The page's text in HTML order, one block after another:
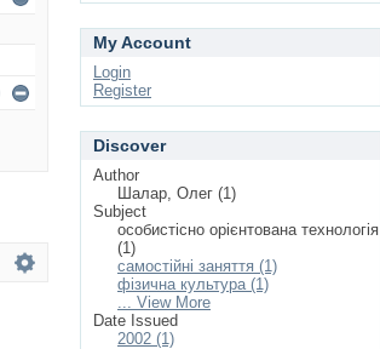
My Account
Login
Register
Discover
Author
Шалар, Олег (1)
Subject
особистісно орієнтована технологія
(1)
самостійні заняття (1)
фізична культура (1)
... View More
Date Issued
2002 (1)